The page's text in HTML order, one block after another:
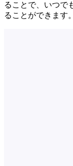
ることで、いつで
ることができます。